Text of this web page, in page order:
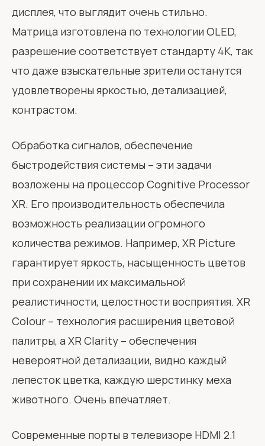
дисплея, что выглядит очень стильно.
Матрица изготовлена по технологии OLED,
разрешение соответствует стандарту 4K, так
что даже взыскательные зрители останутся
удовлетворены яркостью, детализацией,
контрастом.
Обработка сигналов, обеспечение
быстродействия системы – эти задачи
возложены на процессор Cognitive Processor
XR. Его производительность обеспечила
возможность реализации огромного
количества режимов. Например, XR Picture
гарантирует яркость, насыщенность цветов
при сохранении их максимальной
реалистичности, целостности восприятия. XR
Colour – технология расширения цветовой
палитры, а XR Clarity – обеспечения
невероятной детализации, видно каждый
лепесток цветка, каждую шерстинку меха
животного. Очень впечатляет.
Современные порты в телевизоре HDMI 2.1